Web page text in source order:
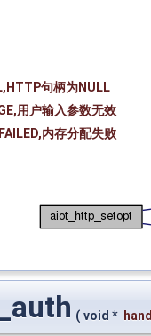
句柄为NULL
用户输入参数无效
内存分配失败
( void *